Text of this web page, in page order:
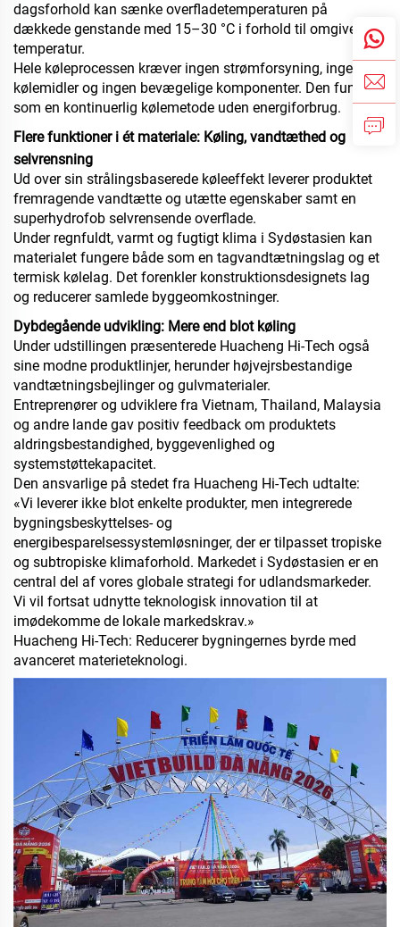
dagsforhold kan sænke overfladetemperaturen på
dækkede genstande med 15–30 °C i forhold til omgivende
temperatur.
Hele køleprocessen kræver ingen strømforsyning, ingen
kølemidler og ingen bevægelige komponenter. Den fungerer
som en kontinuerlig kølemetode uden energiforbrug.
Flere funktioner i ét materiale: Køling, vandtæthed og
selvrensning
Ud over sin strålingsbaserede køleeffekt leverer produktet
fremragende vandtætte og utætte egenskaber samt en
superhydrofob selvrensende overflade.
Under regnfuldt, varmt og fugtigt klima i Sydøstasien kan
materialet fungere både som en tagvandtætningslag og et
termisk kølelag. Det forenkler konstruktionsdesignets lag
og reducerer samlede byggeomkostninger.
Dybdegående udvikling: Mere end blot køling
Under udstillingen præsenterede Huacheng Hi-Tech også
sine modne produktlinjer, herunder højvejrsbestandige
vandtætningsbejlinger og gulvmaterialer.
Entreprenører og udviklere fra Vietnam, Thailand, Malaysia
og andre lande gav positiv feedback om produktets
aldringsbestandighed, byggevenlighed og
systemstøttekapacitet.
Den ansvarlige på stedet fra Huacheng Hi-Tech udtalte:
«Vi leverer ikke blot enkelte produkter, men integrerede
bygningsbeskyttelses- og
energibesparelsessystemløsninger, der er tilpasset tropiske
og subtropiske klimaforhold. Markedet i Sydøstasien er en
central del af vores globale strategi for udlandsmarkeder.
Vi vil fortsat udnytte teknologisk innovation til at
imødekomme de lokale markedskrav.»
Huacheng Hi-Tech: Reducerer bygningernes byrde med
avanceret materieteknologi.